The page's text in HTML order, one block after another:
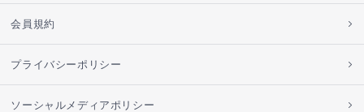
会員規約
プライバシーポリシー
ソーシャルメディアポリシー